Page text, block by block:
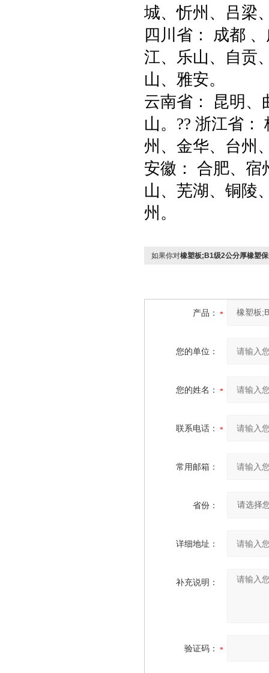
城、忻州、吕梁
四川省： 成都
江、乐山、自贡
山、雅安。
云南省： 昆明、
山。?? 浙江省
州、金华、台州
安徽： 合肥、宿
山、芜湖、铜陵
州。
如果你对橡塑板;B1级2公分厚橡塑
产品：
您的单位：
您的姓名：
联系电话：
常用邮箱：
省份：
详细地址：
补充说明：
验证码：